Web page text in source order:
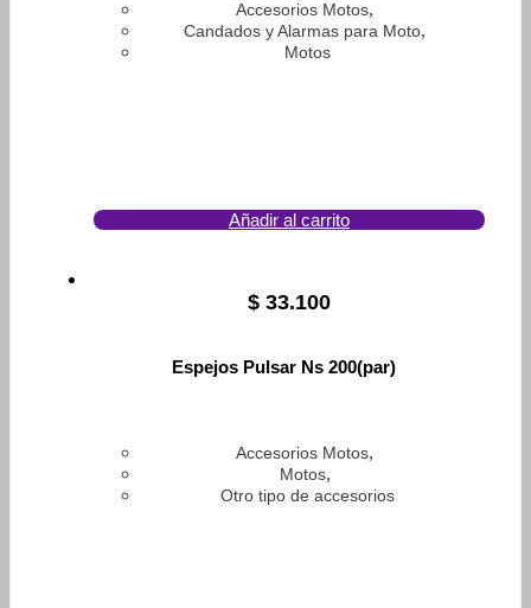
Accesorios Motos,
Candados y Alarmas para Moto,
Motos
Añadir al carrito
$ 33.100
Espejos Pulsar Ns 200(par)
Accesorios Motos,
Motos,
Otro tipo de accesorios